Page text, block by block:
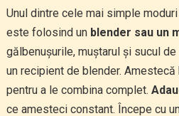
Unul dintre cele mai simple
este folosind un blender sau un
gălbenușurile, muștarul și sucul
un recipient de blender.
pentru a le combina complet.
ce amesteci constant. Începe cu